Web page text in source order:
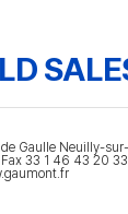
Gaulle Neuilly-
33 1 46 43 20 33